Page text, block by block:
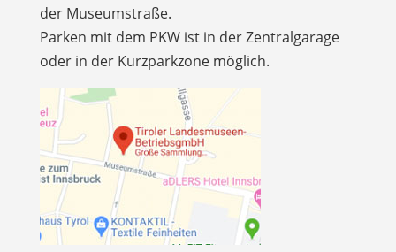
der Museumstraße.
Parken mit dem PKW ist in der Zentralgarage
oder in der Kurzparkzone möglich.